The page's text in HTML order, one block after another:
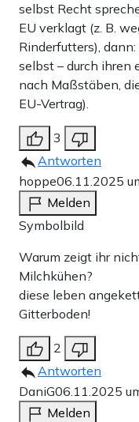
selbst Recht
EU verklagt (z. B.
Rinderfutters),
selbst – durch ihren
nach Maßstäben,
EU-Vertrag).
3
Antworten
hoppe06.11.2025
Melden
Symbolbild
Warum zeigt ihr
Milchkühen?
diese leben
Gitterboden!
2
Antworten
DaniG06.11.2025
Melden